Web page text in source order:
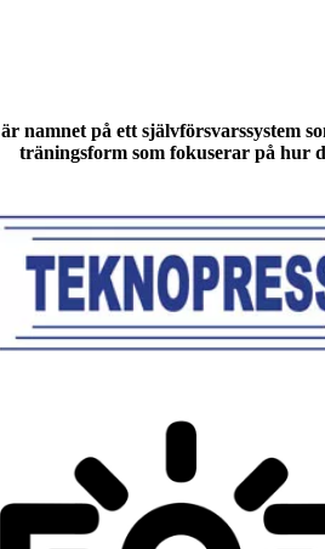
är namnet på ett självförsvarssystem
träningsform som fokuserar på hur